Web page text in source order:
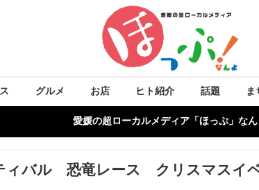
グルメ お店 ヒト紹介 話題 ま
愛媛の超ローカルメディア「ほっぷ」なん
ィバル 恐竜レース クリスマスイ